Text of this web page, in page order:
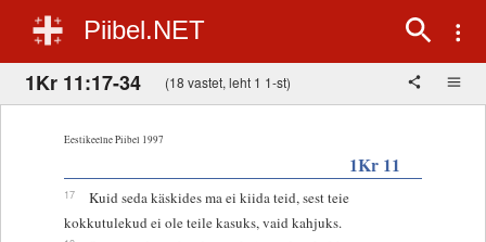
Piibel.NET
1Kr 11:17-34 (18 vastet, leht 1 1-st)
Eestikeelne Piibel 1997
1Kr 11
17
Kuid seda käskides ma ei kiida teid, sest teie
kokkutulekud ei ole teile kasuks, vaid kahjuks.